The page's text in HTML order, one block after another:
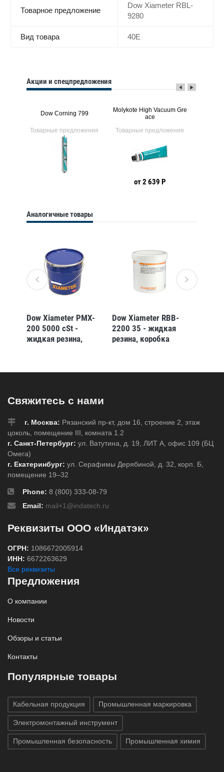
Товарное предложение
Dow Xiameter RBL-
9280
Вид товара 40E
Акции и спецпредложения
Dow Corning 799
Товарные предложения
Molykote High Vacuum Gre
ace
Товарные предложения
от 2 639 Р
Аналогичные товары
Dow Xiameter PMX-
200 5000 cSt -
жидкая резина,
Dow Xiameter RBB-
2200 35 - жидкая
резина, коробка
Свяжитесь с нами
г. Москва: Рязанский пр-кт, дом 16, строение 2, этаж
цоколь, помещение III, комната 1.2
г. Санкт-Петербург: ул. Ватутина, д. 19, ЛИТ А, офис 109 (БЦ
Омега)
г. Екатеринбург: ул. Серафимы Дерябиной, д. 32, корп. Б,
помещение 19–32
Phone: 8 (800) 333-08-79
Email: mail+1@indatech.ru
Реквизиты ООО «Индатэк»
ОГРН: 1086672005914
ИНН: 6672263629
Все реквизиты
Предложения
О компании
Новости
Обзоры и статьи
Контакты
Популярные товары
Кабельная продукция Промышленная маркировка
Электромонтажный инструмент
Промышленная безопасность Промышленная химия